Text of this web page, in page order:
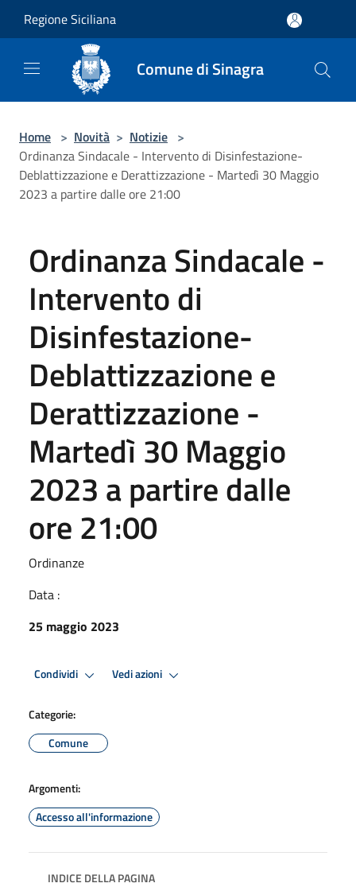
Regione Siciliana
Comune di Sinagra
Home > Novità > Notizie >
Ordinanza Sindacale - Intervento di Disinfestazione-
Deblattizzazione e Derattizzazione - Martedì 30 Maggio
2023 a partire dalle ore 21:00
Ordinanza Sindacale -
Intervento di
Disinfestazione-
Deblattizzazione e
Derattizzazione -
Martedì 30 Maggio
2023 a partire dalle
ore 21:00
Ordinanze
Data :
25 maggio 2023
Condividi Vedi azioni
Categorie:
Comune
Argomenti:
Accesso all'informazione
INDICE DELLA PAGINA